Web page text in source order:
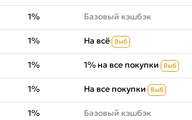
1% Базовый кэшбэк
1% На всё Выб
1% 1% на все покупки Выб
1% На все покупки Выб
1% Базовый кэшбэк